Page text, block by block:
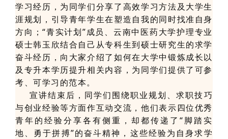
学习经历，为同学们分享了高效学习方法及大学生
涯规划，引导青年学生在塑造自我的同时找准自身
方向；“青实计划”成员、云南中医药大学护理专业
硕士韩玉欣结合自己从专科生到硕士研究生的求学
奋斗经历，向大家介绍了如何在大学中锻炼成长以
及专升本学历提升相关内容，为同学们提供了可参
考、可学习的范本。
宣讲结束后，同学们围绕职业规划、求职技巧
与创业经验等方面作互动交流，他们表示四位优秀
青年的经验分享各有侧重，却都传递了“脚踏实
地、勇于拼搏”的奋斗精神，这些经验为自身求学